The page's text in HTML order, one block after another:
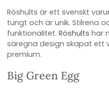
Röshults är ett svenskt
tungt och är unik. Stilrena
funktionalitet. Röshults har
säregna design skapat ett
premium.
Big Green Egg